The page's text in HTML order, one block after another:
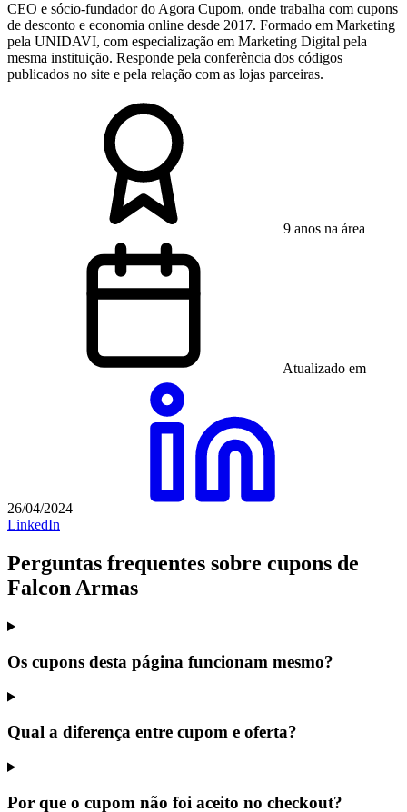
CEO e sócio-fundador do Agora Cupom, onde trabalha com cupons
de desconto e economia online desde 2017. Formado em Marketing
pela UNIDAVI, com especialização em Marketing Digital pela
mesma instituição. Responde pela conferência dos códigos
publicados no site e pela relação com as lojas parceiras.
9 anos na área
Atualizado em
26/04/2024
LinkedIn
Perguntas frequentes sobre cupons de
Falcon Armas
Os cupons desta página funcionam mesmo?
Qual a diferença entre cupom e oferta?
Por que o cupom não foi aceito no checkout?